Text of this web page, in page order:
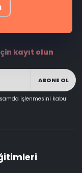
kayıt olun
ABONE OL
işlenmesini kabul